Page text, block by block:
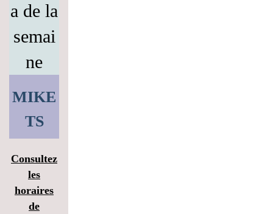
a de la
semai
ne
MIKE
TS
Consultez
les
horaires
de